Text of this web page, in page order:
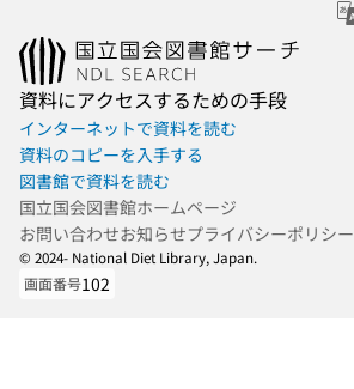
資料にアクセスするための手段
インターネットで資料を読む
資料のコピーを入手する
図書館で資料を読む
国立国会図書館ホームページ
お問い合わせお知らせプライバシーポリシー
© 2024- National Diet Library, Japan.
画面番号102